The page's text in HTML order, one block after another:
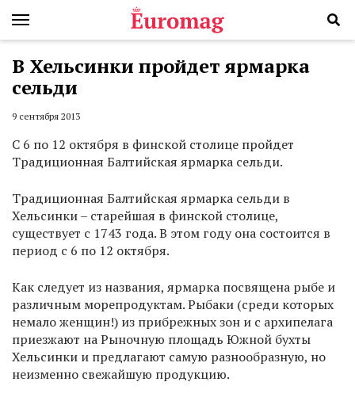
В Хельсинки пройдет ярмарка
сельди
9 сентября 2013
С 6 по 12 октября в финской столице пройдет
Традиционная Балтийская ярмарка сельди.
Традиционная Балтийская ярмарка сельди в
Хельсинки – старейшая в финской столице,
существует с 1743 года. В этом году она состоится в
период с 6 по 12 октября.
Как следует из названия, ярмарка посвящена рыбе и
различным морепродуктам. Рыбаки (среди которых
немало женщин!) из прибрежных зон и с архипелага
приезжают на Рыночную площадь Южной бухты
Хельсинки и предлагают самую разнообразную, но
неизменно свежайшую продукцию.